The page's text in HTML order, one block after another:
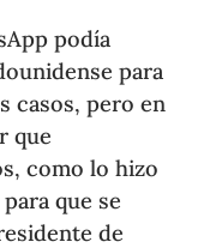
podía
para
casos, pero en
que
como lo hizo
que se
de